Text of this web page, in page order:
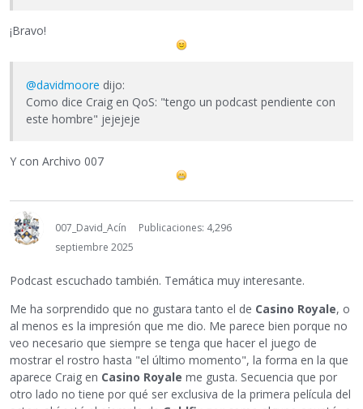
¡Bravo!
@davidmoore dijo:
Como dice Craig en QoS: "tengo un podcast pendiente con
este hombre" jejejeje
Y con Archivo 007
007_David_Acín
Publicaciones: 4,296
septiembre 2025
Podcast escuchado también. Temática muy interesante.
Me ha sorprendido que no gustara tanto el de Casino Royale, o
al menos es la impresión que me dio. Me parece bien porque no
veo necesario que siempre se tenga que hacer el juego de
mostrar el rostro hasta "el último momento", la forma en la que
aparece Craig en Casino Royale me gusta. Secuencia que por
otro lado no tiene por qué ser exclusiva de la primera película del